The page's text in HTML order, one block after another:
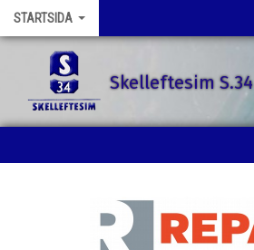
STARTSIDA
Skelleftesim S.34